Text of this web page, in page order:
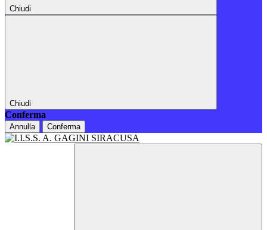
Chiudi
Chiudi
Conferma
Annulla Conferma